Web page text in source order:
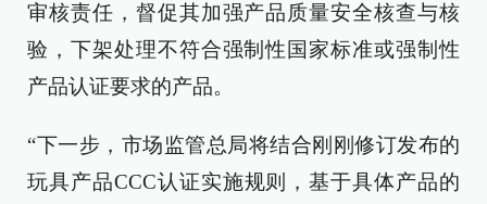
审核责任，督促其加强产品质量安全核查与核
验，下架处理不符合强制性国家标准或强制性
产品认证要求的产品。
“下一步，市场监管总局将结合刚刚修订发布的
玩具产品CCC认证实施规则，基于具体产品的